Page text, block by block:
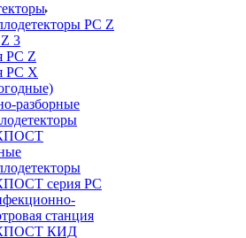
РС Z
3
РС Z
РС X
разборные
серия РС
станция
КИД